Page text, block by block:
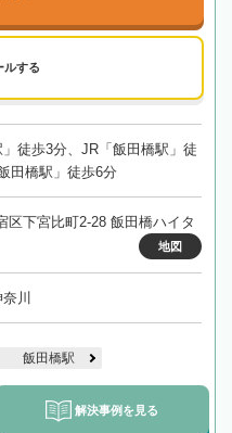
ルする
徒歩3分、JR「飯田橋駅」徒
田橋駅」徒歩6分
区下宮比町2-28 飯田橋ハイタ
地図
川
飯田橋駅
解決事例を見る